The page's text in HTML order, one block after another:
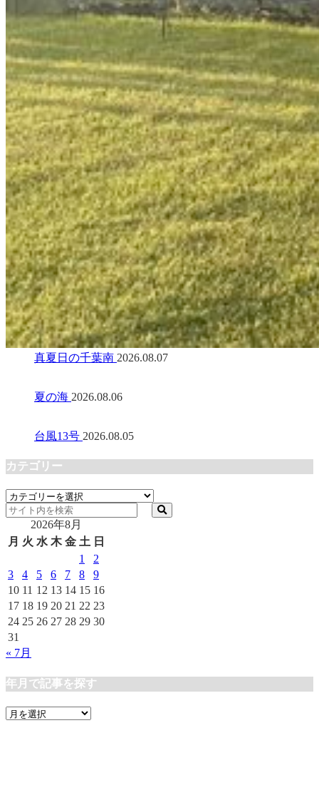
真夏日の千葉南 2026.08.07
夏の海 2026.08.06
台風13号 2026.08.05
カテゴリー
カ
テ
リ
2026年8月
月 火 水 木 金 土 日
1
2
3
4 5 6 7 8
9
10 11 12 13 14 15 16
17 18 19 20 21 22 23
24 25 26 27 28 29 30
31
« 7月
年月で記事を探す
年